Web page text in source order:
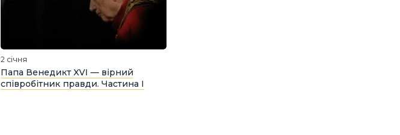
2 січня
Папа Венедикт XVI — вірний
співробітник правди. Частина І